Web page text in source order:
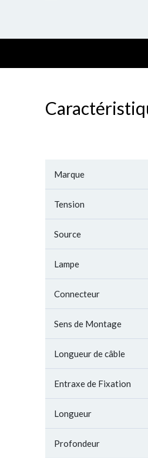
Marque
Tension
Source
Lampe
Connecteur
Sens de Montage
Longueur de câble
Entraxe de Fixation
Longueur
Profondeur